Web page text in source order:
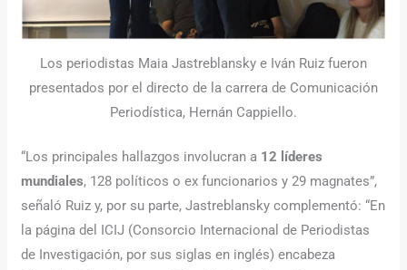
Los periodistas Maia Jastreblansky e Iván Ruiz fueron
presentados por el directo de la carrera de Comunicación
Periodística, Hernán Cappiello.
“Los principales hallazgos involucran a 12 líderes
mundiales, 128 políticos o ex funcionarios y 29 magnates”,
señaló Ruiz y, por su parte, Jastreblansky complementó: “En
la página del ICIJ (Consorcio Internacional de Periodistas
de Investigación, por sus siglas en inglés) encabeza